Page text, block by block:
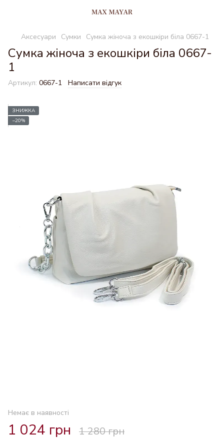
Аксесуари Сумки Сумка жіноча з екошкіри біла 0667-1
Сумка жіноча з екошкіри біла 0667-
1
Артикул: 0667-1 Написати відгук
ЗНИЖКА
−20%
Немає в наявності
1 024 грн 1 280 грн